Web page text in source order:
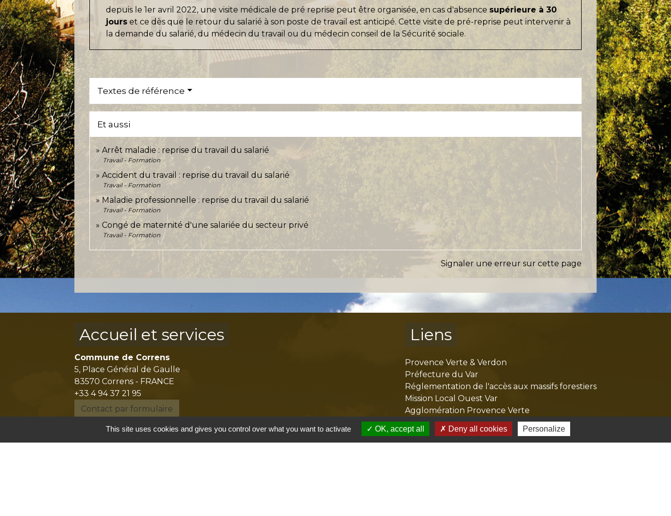
depuis le 1er avril 2022, une visite médicale de pré reprise peut être organisée, en cas d'absence supérieure à 30
jours et ce dès que le retour du salarié à son poste de travail est anticipé. Cette visite de pré-reprise peut intervenir à
la demande du salarié, du médecin du travail ou du médecin conseil de la Sécurité sociale.
Textes de référence
Et aussi
Arrêt maladie : reprise du travail du salarié
Travail - Formation
Accident du travail : reprise du travail du salarié
Travail - Formation
Maladie professionnelle : reprise du travail du salarié
Travail - Formation
Congé de maternité d'une salariée du secteur privé
Travail - Formation
Signaler une erreur sur cette page
Accueil et services
Commune de Correns
5, Place Général de Gaulle
83570 Correns - FRANCE
+33 4 94 37 21 95
Contact par formulaire
Liens
Provence Verte & Verdon
Préfecture du Var
Réglementation de l'accès aux massifs forestiers
Mission Local Ouest Var
Agglomération Provence Verte
This site uses cookies and gives you control over what you want to activate OK, accept all Deny all cookies Personalize